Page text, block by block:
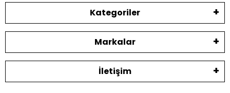
Kategoriler
Markalar
İletişim